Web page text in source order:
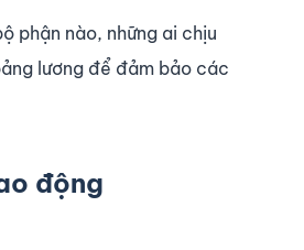
phận nào, những ai chịu
lương để đảm bảo các
động